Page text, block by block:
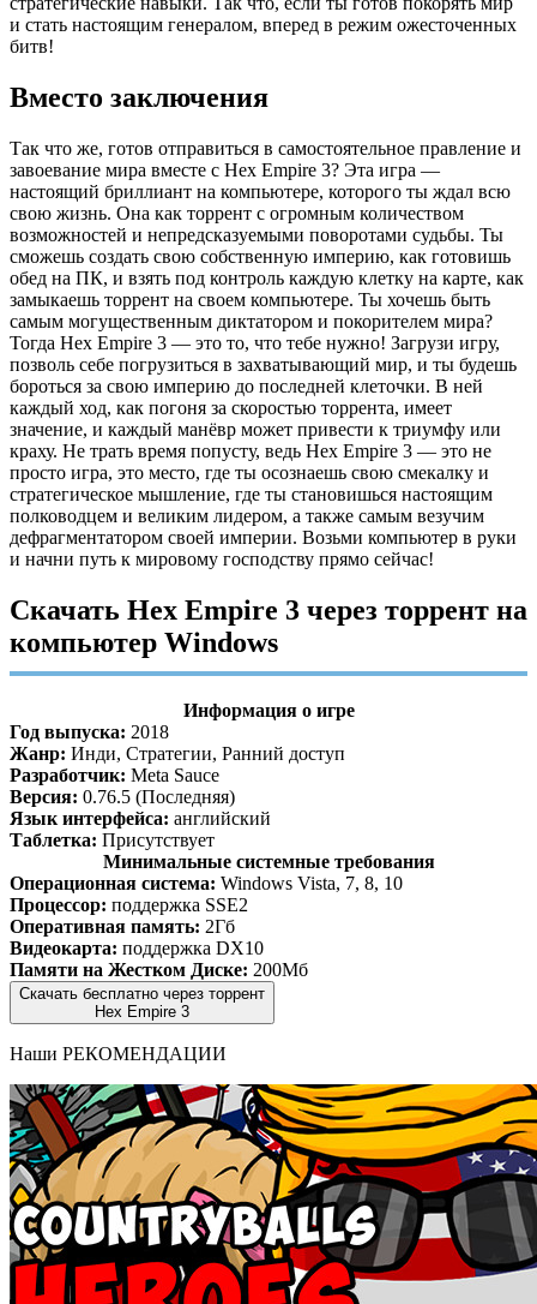
и стать настоящим генералом, вперед в режим ожесточенных
битв!
Вместо заключения
Так что же, готов отправиться в самостоятельное правление и
завоевание мира вместе с Hex Empire 3? Эта игра —
настоящий бриллиант на компьютере, которого ты ждал всю
свою жизнь. Она как торрент с огромным количеством
возможностей и непредсказуемыми поворотами судьбы. Ты
сможешь создать свою собственную империю, как готовишь
обед на ПК, и взять под контроль каждую клетку на карте, как
замыкаешь торрент на своем компьютере. Ты хочешь быть
самым могущественным диктатором и покорителем мира?
Тогда Hex Empire 3 — это то, что тебе нужно! Загрузи игру,
позволь себе погрузиться в захватывающий мир, и ты будешь
бороться за свою империю до последней клеточки. В ней
каждый ход, как погоня за скоростью торрента, имеет
значение, и каждый манёвр может привести к триумфу или
краху. Не трать время попусту, ведь Hex Empire 3 — это не
просто игра, это место, где ты осознаешь свою смекалку и
стратегическое мышление, где ты становишься настоящим
полководцем и великим лидером, а также самым везучим
дефрагментатором своей империи. Возьми компьютер в руки
и начни путь к мировому господству прямо сейчас!
Скачать Hex Empire 3 через торрент на
компьютер Windows
Информация о игре
Год выпуска: 2018
Жанр: Инди, Стратегии, Ранний доступ
Разработчик: Meta Sauce
Версия: 0.76.5 (Последняя)
Язык интерфейса: английский
Таблетка: Присутствует
Минимальные системные требования
Операционная система: Windows Vista, 7, 8, 10
Процессор: поддержка SSE2
Оперативная память: 2Гб
Видеокарта: поддержка DX10
Памяти на Жестком Диске: 200Мб
Скачать бесплатно через торрент
Hex Empire 3
Наши РЕКОМЕНДАЦИИ